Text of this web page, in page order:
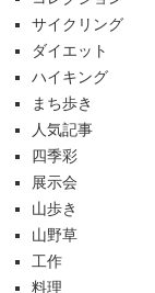
サイクリング
ダイエット
ハイキング
まち歩き
人気記事
四季彩
展示会
山歩き
山野草
工作
料理